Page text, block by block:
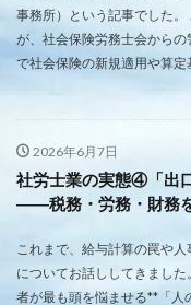
事務所）という記事でした
が、社会保険労務士会から
で社会保険の新規適用や算
2026年6月7日
社労士業の実態④「出
――税務・労務・財務
これまで、給与計算の罠や
についてお話ししてきまし
者が最も頭を悩ませる**「人